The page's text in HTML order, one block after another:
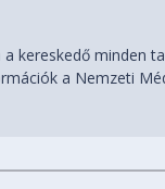
kereskedő minden
a Nemzeti